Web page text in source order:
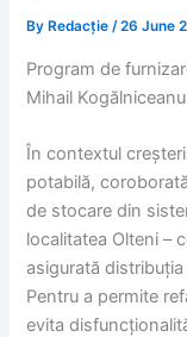
By Redacție/26 June
Program de
Mihail Kogălniceanu
În contextul
potabilă,
de stocare din
localitatea Olteni –
asigurată
Pentru a permite
evita